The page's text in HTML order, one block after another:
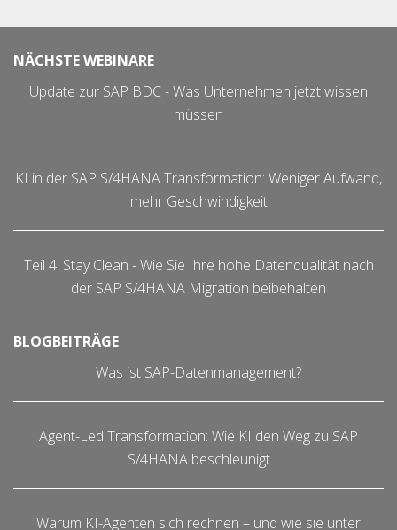
NÄCHSTE WEBINARE
Update zur SAP BDC - Was Unternehmen jetzt wissen
müssen
KI in der SAP S/4HANA Transformation: Weniger Aufwand,
mehr Geschwindigkeit
Teil 4: Stay Clean - Wie Sie Ihre hohe Datenqualität nach
der SAP S/4HANA Migration beibehalten
BLOGBEITRÄGE
Was ist SAP-Datenmanagement?
Agent-Led Transformation: Wie KI den Weg zu SAP
S/4HANA beschleunigt
Warum KI-Agenten sich rechnen – und wie sie unter